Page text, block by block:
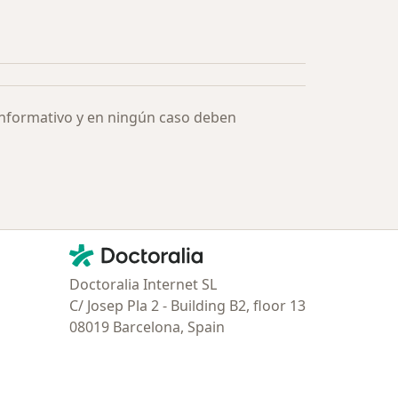
y en ningún caso deben
Contacto
Doctoralia - Página de inicio
Doctoralia Internet SL
C/ Josep Pla 2 - Building B2, floor 13
08019 Barcelona, Spain